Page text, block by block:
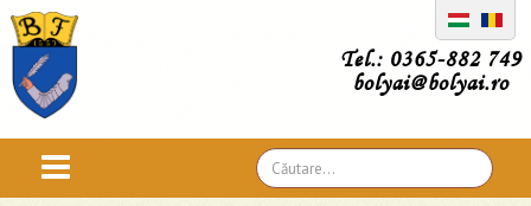
Tel.: 0365-882 749
bolyai@bolyai.ro
Căutare
...